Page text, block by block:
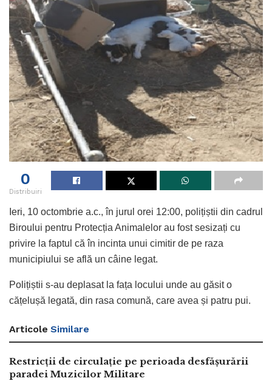
0
Distribuiri
Ieri, 10 octombrie a.c., în jurul orei 12:00, polițiștii din cadrul
Biroului pentru Protecția Animalelor au fost sesizați cu
privire la faptul că în incinta unui cimitir de pe raza
municipiului se află un câine legat.
Polițiștii s-au deplasat la fața locului unde au găsit o
cățelușă legată, din rasa comună, care avea și patru pui.
Articole Similare
Restricții de circulație pe perioada desfășurării
paradei Muzicilor Militare